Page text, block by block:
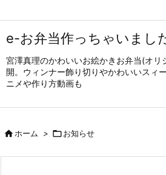
e-お弁当作っちゃいまし
宮澤真理のかわいいお絵かきお弁当(オリ
開。ウィンナー飾り切りやかわいいスィ
ニメや作り方動画も
ホーム > お知らせ